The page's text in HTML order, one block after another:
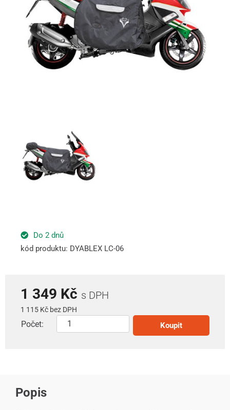
Do 2 dnů
kód produktu: DYABLEX LC-06
1 349 Kč s DPH
1 115 Kč bez DPH
Počet: Koupit
Popis